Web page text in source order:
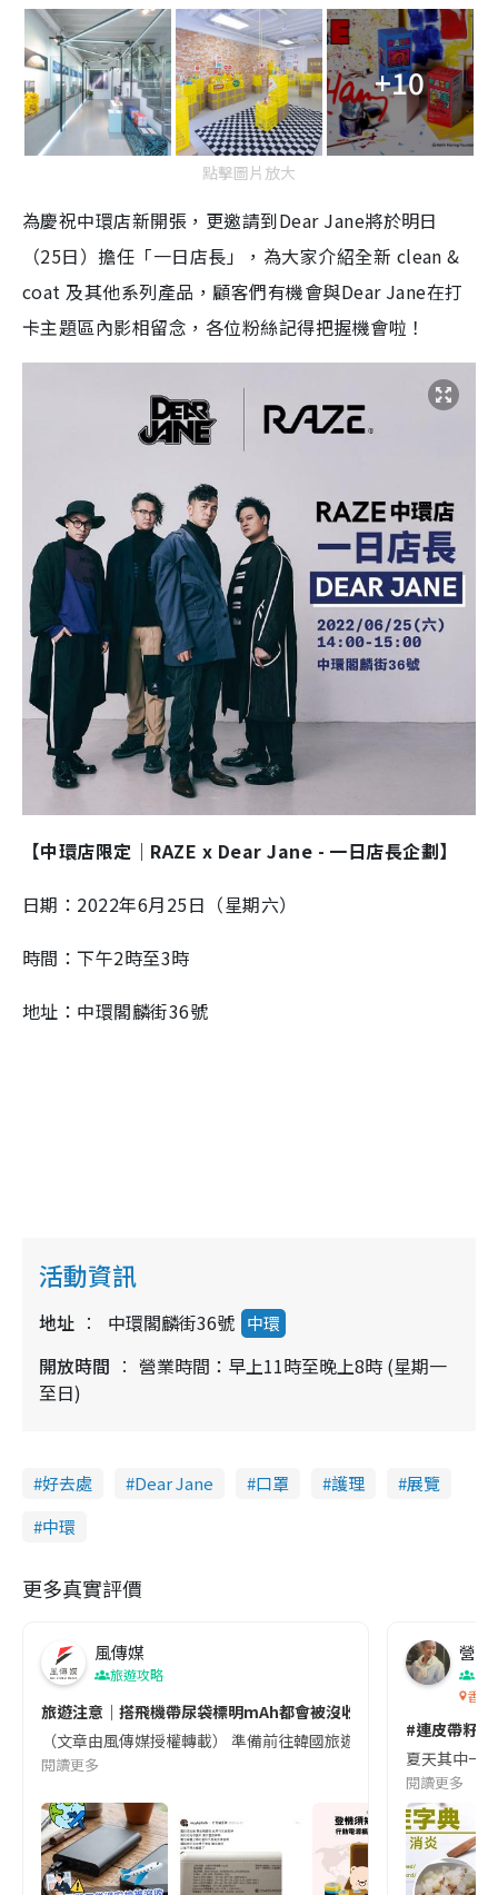
+10
點擊圖片放大
為慶祝中環店新開張，更邀請到Dear Jane將於明日
（25日）擔任「一日店長」，為大家介紹全新 clean &
coat 及其他系列產品，顧客們有機會與Dear Jane在打
卡主題區內影相留念，各位粉絲記得把握機會啦！
【中環店限定｜RAZE x Dear Jane - 一日店長企劃】
日期：2022年6月25日（星期六）
時間：下午2時至3時
地址：中環閣麟街36號
活動資訊
地址 中環閣麟街36號 中環
開放時間
營業時間：早上11時至晚上8時 (星期一
至日)
好去處 Dear Jane 口罩 護理
展覽
中環
更多真實評價
風傳媒
旅遊攻略
旅遊注意｜搭飛機帶尿袋標明mAh都會被沒收😱出發前切記檢查
（文章由風傳媒授權轉載） 準備前往韓國旅遊的民眾，近期要
閱讀更多
營養
香港
#連皮帶籽
夏天其中一
閱讀更多